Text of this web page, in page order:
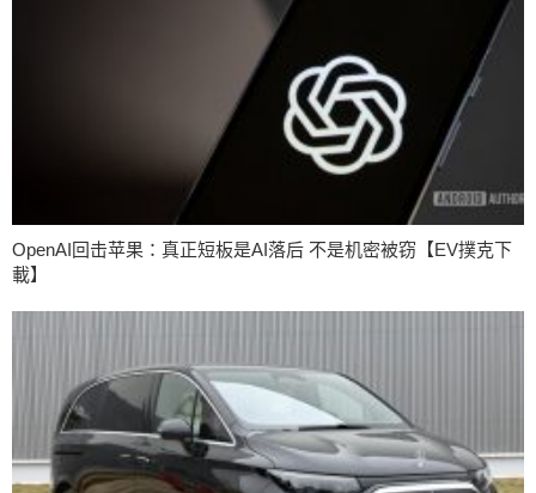
OpenAI回击苹果：真正短板是AI落后 不是机密被窃【EV撲克下
載】